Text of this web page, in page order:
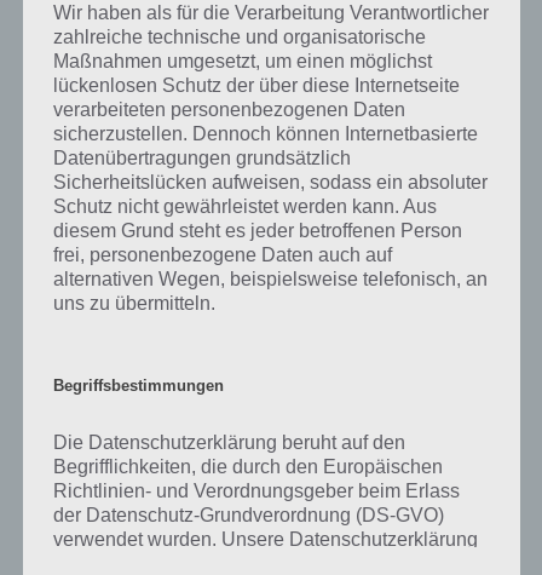
4 Bilder 1 Wort, doch welche Bedeutung hat dieses eigentlich und
was gibt es dazu zu wissen? Passt das Wort auch zu Zauberhafte
Märchenwelt? Zu bestimmten Lösungen präsentieren wir daher
auch immer eine kurze Begriffserklärung!
Zu Spinnen haben wir zunächst keine weiteren Informationen parat!
Auf WhatsApp teilen Teilen auf Facebook
Mehr Artikel hier auf Touchportal
Wir haben als für die Verarbeitung Verantwortlicher
zahlreiche technische und organisatorische
Maßnahmen umgesetzt, um einen möglichst
lückenlosen Schutz der über diese Internetseite
verarbeiteten personenbezogenen Daten
sicherzustellen. Dennoch können Internetbasierte
Datenübertragungen grundsätzlich
Sicherheitslücken aufweisen, sodass ein absoluter
Schutz nicht gewährleistet werden kann. Aus
diesem Grund steht es jeder betroffenen Person
frei, personenbezogene Daten auch auf
alternativen Wegen, beispielsweise telefonisch, an
uns zu übermitteln.
Begriffsbestimmungen
Die Datenschutzerklärung beruht auf den
Begrifflichkeiten, die durch den Europäischen
Richtlinien- und Verordnungsgeber beim Erlass
der Datenschutz-Grundverordnung (DS-GVO)
verwendet wurden. Unsere Datenschutzerklärung